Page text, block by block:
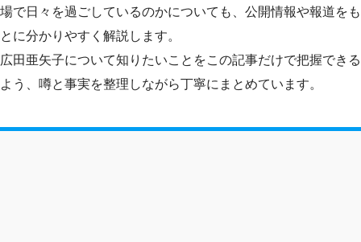
場で日々を過ごしているのかについても、公開情報や報道をも
とに分かりやすく解説します。
広田亜矢子について知りたいことをこの記事だけで把握できる
よう、噂と事実を整理しながら丁寧にまとめています。